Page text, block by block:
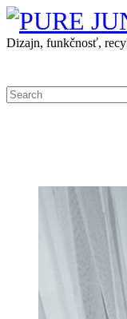
Dizajn, funkčnosť,